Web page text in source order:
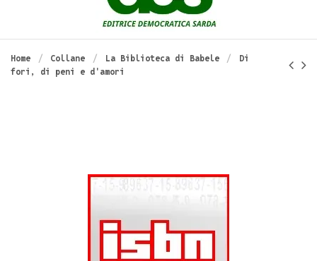
Home Collane La Biblioteca di Babele
Di
fori, di peni e d'amori